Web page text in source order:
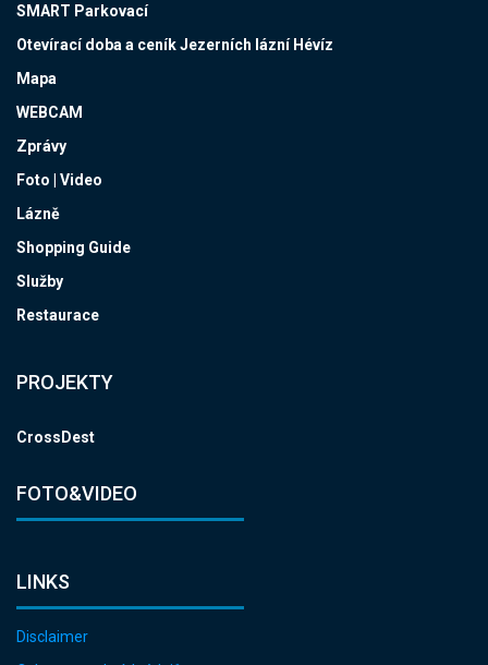
SMART Parkovací
Otevírací doba a ceník Jezerních lázní Hévíz
Mapa
WEBCAM
Zprávy
Foto | Video
Lázně
Shopping Guide
Služby
Restaurace
PROJEKTY
CrossDest
FOTO&VIDEO
LINKS
Disclaimer